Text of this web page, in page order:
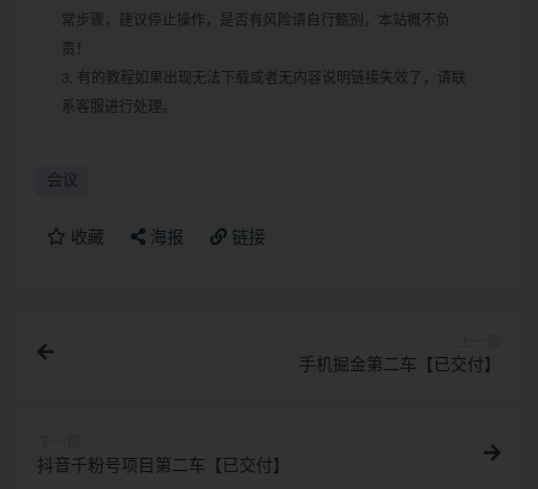
常步骤，建议停止操作，是否有风险请自行甄别，本站概不负
责！
3. 有的教程如果出现无法下载或者无内容说明链接失效了，请联
系客服进行处理。
会议
收藏 海报 链接
手机掘金第二车【已交付】
抖音千粉号项目第二车【已交付】